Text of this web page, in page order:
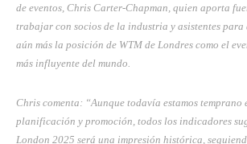
de eventos, Chris Carter-Chapman, quien aporta
trabajar con socios de la industria y asistentes
aún más la posición de WTM de Londres como el
más influyente del mundo.
Chris comenta: “Aunque todavía estamos temprano
planificación y promoción, todos los indicadores
London 2025 será una impresión histórica,